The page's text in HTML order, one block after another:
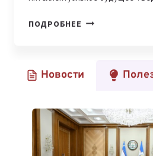
ПОДРОБНЕЕ ZTE
НА
В
КАЗАХСТАНЕ
Новости